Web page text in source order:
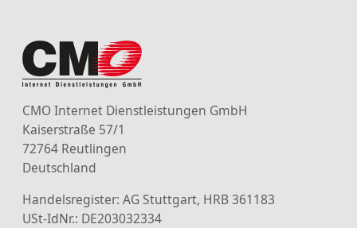
CMO Internet Dienstleistungen GmbH
Kaiserstraße 57/1
72764 Reutlingen
Deutschland
Handelsregister: AG Stuttgart, HRB 361183
USt-IdNr.: DE203032334